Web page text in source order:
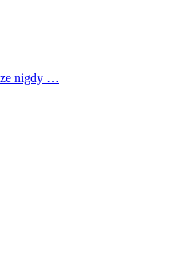
nigdy …